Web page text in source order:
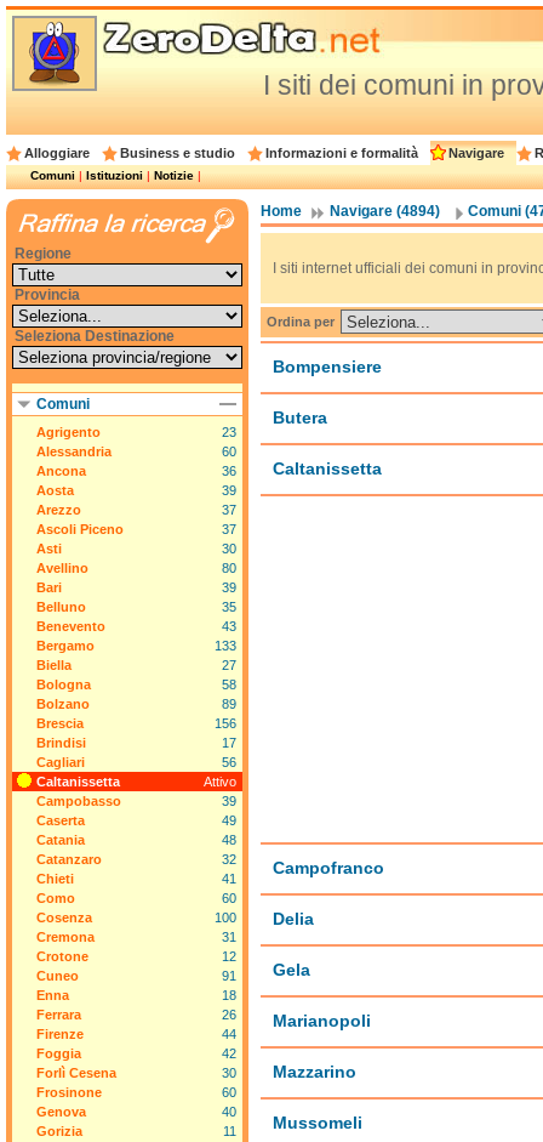
I siti dei comuni in
Alloggiare Business e studio Informazioni e formalità Navigare
Comuni|Istituzioni|Notizie|
Home Navigare (4894) Comuni
I siti internet ufficiali dei comuni in
Ordina per
Bompensiere
Butera
Caltanissetta
Campofranco
Delia
Gela
Marianopoli
Mazzarino
Mussomeli
Regione
Provincia
Seleziona Destinazione
Comuni
Agrigento
23
Alessandria
60
Ancona
36
Aosta
39
Arezzo
37
Ascoli Piceno
37
Asti
30
Avellino
80
Bari
39
Belluno
35
Benevento
43
Bergamo
133
Biella
27
Bologna
58
Bolzano
89
Brescia
156
Brindisi
17
Cagliari
56
Caltanissetta
Attivo
Campobasso
39
Caserta
49
Catania
48
Catanzaro
32
Chieti
41
Como
60
Cosenza
100
Cremona
31
Crotone
12
Cuneo
91
Enna
18
Ferrara
26
Firenze
44
Foggia
42
Forlì Cesena
30
Frosinone
60
Genova
40
Gorizia
11